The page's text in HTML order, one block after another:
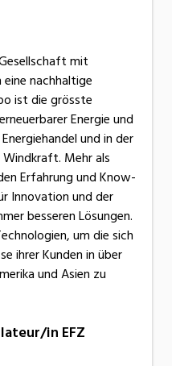
mit
nachhaltige
ist die grösste
Energie und
und in der
Mehr als
Erfahrung und Know-
Innovation und der
besseren Lösungen.
um die sich
ihrer Kunden in über
und Asien zu
in EFZ